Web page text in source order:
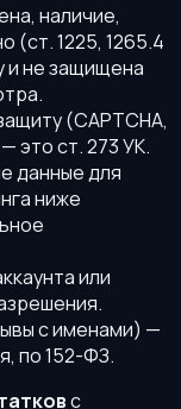
наличие,
(ст. 1225, 1265.4
и не защищена
(CAPTCHA,
это ст. 273 УК.
данные для
ниже
или
с именами) —
по 152-ФЗ.
с